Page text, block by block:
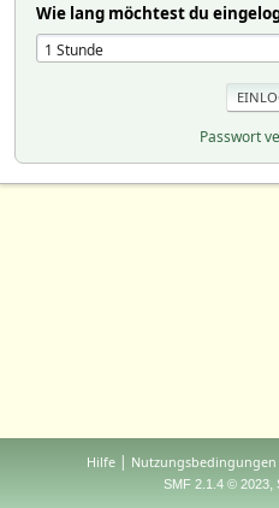
Wie lang möchtest du
Passwort
Hilfe | Nutzungsbedingungen
SMF 2.1.4 © 2023,